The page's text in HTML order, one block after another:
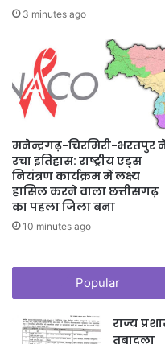
3 minutes ago
मनेन्द्रगढ़-चिरमिरी-भरतपुर
रचा इतिहास: राष्ट्रीय एड्स
नियंत्रण कार्यक्रम में लक्ष्य
हासिल करने वाला छत्तीसगढ़
का पहला जिला बना
10 minutes ago
Popular
राज्य
तबादला